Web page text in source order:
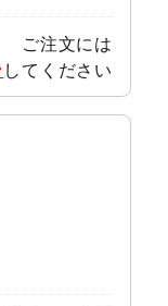
ご注文には
してください